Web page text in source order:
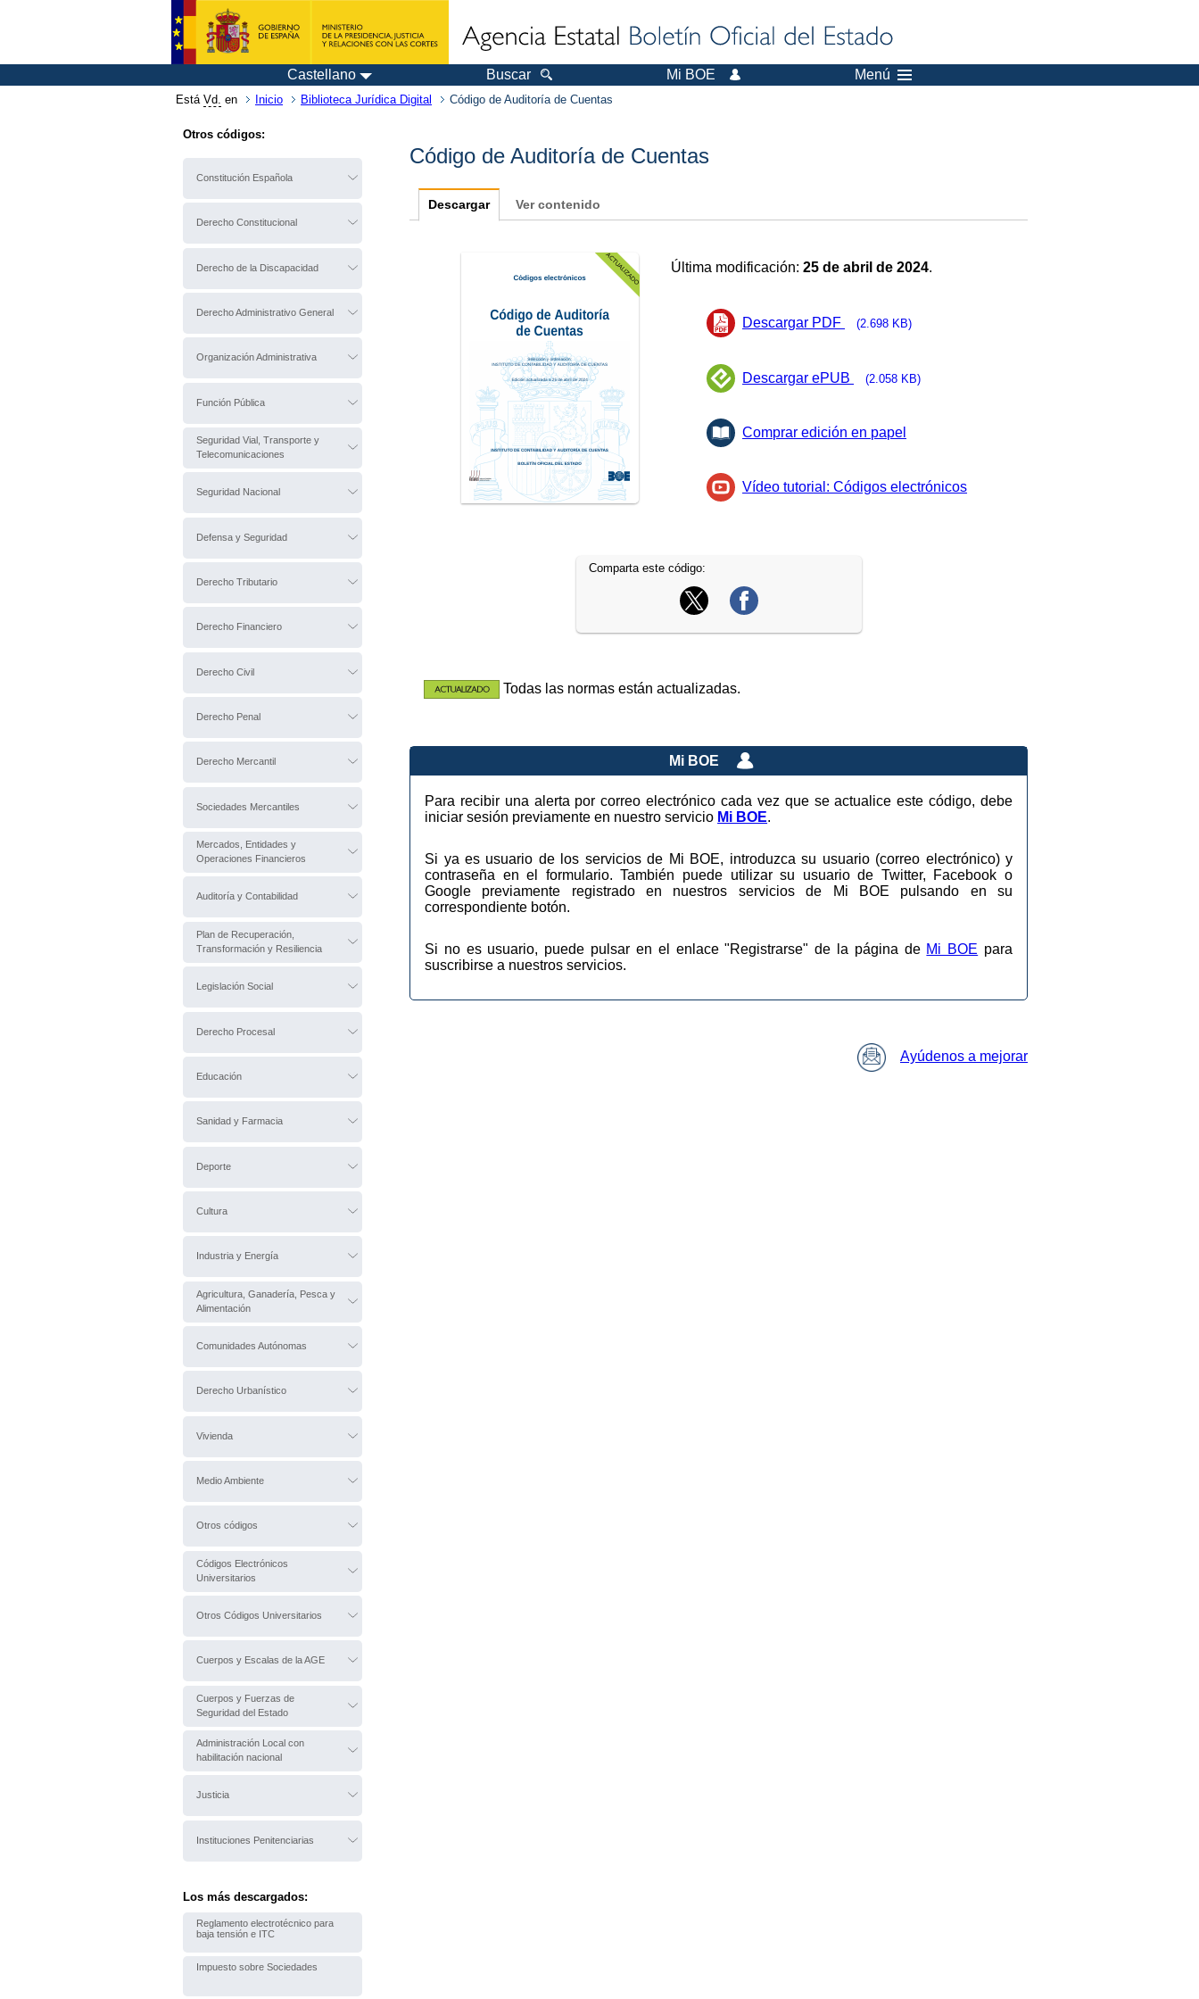
Castellano Buscar Mi BOE Menú
Está Vd. en Inicio Biblioteca Jurídica Digital Código de Auditoría de Cuentas
Otros códigos:
Constitución Española
Derecho Constitucional
Derecho de la Discapacidad
Derecho Administrativo General
Organización Administrativa
Función Pública
Seguridad Vial, Transporte y
Telecomunicaciones
Seguridad Nacional
Defensa y Seguridad
Derecho Tributario
Derecho Financiero
Derecho Civil
Derecho Penal
Derecho Mercantil
Sociedades Mercantiles
Mercados, Entidades y
Operaciones Financieros
Auditoría y Contabilidad
Plan de Recuperación,
Transformación y Resiliencia
Legislación Social
Derecho Procesal
Educación
Sanidad y Farmacia
Deporte
Cultura
Industria y Energía
Agricultura, Ganadería, Pesca y
Alimentación
Comunidades Autónomas
Derecho Urbanístico
Vivienda
Medio Ambiente
Otros códigos
Códigos Electrónicos
Universitarios
Otros Códigos Universitarios
Cuerpos y Escalas de la AGE
Cuerpos y Fuerzas de
Seguridad del Estado
Administración Local con
habilitación nacional
Justicia
Instituciones Penitenciarias
Los más descargados:
Reglamento electrotécnico para
baja tensión e ITC
Impuesto sobre Sociedades
Código de Auditoría de Cuentas
Descargar Ver contenido
Última modificación:25 de abril de 2024.
Descargar PDF (2.698 KB)
Descargar ePUB (2.058 KB)
Comprar edición en papel
Vídeo tutorial: Códigos electrónicos
Comparta este código:
Todas las normas están actualizadas.
Mi BOE
Para recibir una alerta por correo electrónico cada vez que se actualice este código, debe
iniciar sesión previamente en nuestro servicio Mi BOE.
Si ya es usuario de los servicios de Mi BOE, introduzca su usuario (correo electrónico) y
contraseña en el formulario. También puede utilizar su usuario de Twitter, Facebook o
Google previamente registrado en nuestros servicios de Mi BOE pulsando en su
correspondiente botón.
Si no es usuario, puede pulsar en el enlace "Registrarse" de la página de Mi BOE para
suscribirse a nuestros servicios.
Ayúdenos a mejorar